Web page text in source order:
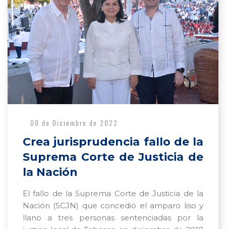
08 de Diciembre de 2022
Crea jurisprudencia fallo de la
Suprema Corte de Justicia de
la Nación
El fallo de la Suprema Corte de Justicia de la
Nación (SCJN) que concedió el amparo liso y
llano a tres personas sentenciadas por la